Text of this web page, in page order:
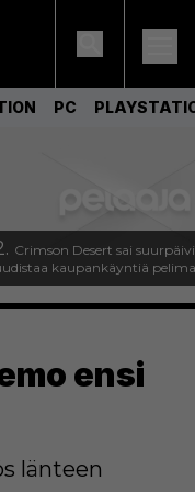
PC
Crimson Desert sai
kaupankäyntiä
ensi
länteen